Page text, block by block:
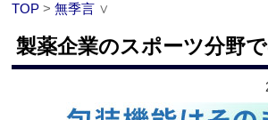
TOP >無季言 ∨
製薬企業のスポーツ分野